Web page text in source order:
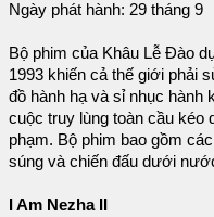
Ngày phát hành: 29 tháng 9
Bộ phim của Khâu Lễ Đào
1993 khiến cả thế giới phải
đồ hành hạ và sỉ nhục hành
cuộc truy lùng toàn cầu kéo
phạm. Bộ phim bao gồm
súng và chiến đấu dưới
I Am Nezha II